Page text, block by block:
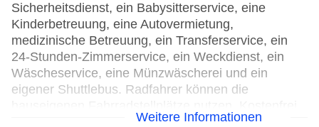
Sicherheitsdienst, ein Babysitterservice, eine
Kinderbetreuung, eine Autovermietung,
medizinische Betreuung, ein Transferservice, ein
24-Stunden-Zimmerservice, ein Weckdienst, ein
Wäscheservice, eine Münzwäscherei und ein
eigener Shuttlebus. Radfahrer können die
steht Gästen die Tageszeitung zur Verfügung. Bei
Weitere Informationen